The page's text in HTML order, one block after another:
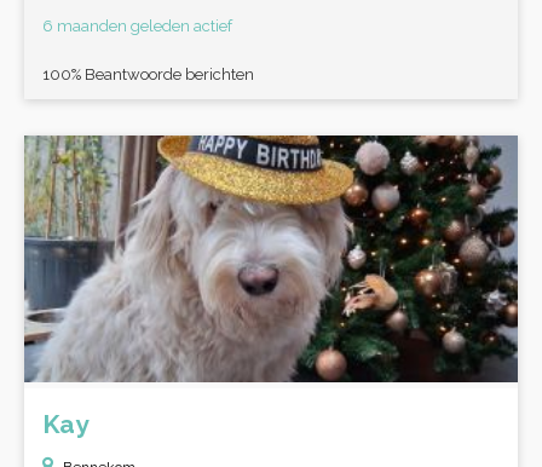
6 maanden geleden actief
100% Beantwoorde berichten
Kay